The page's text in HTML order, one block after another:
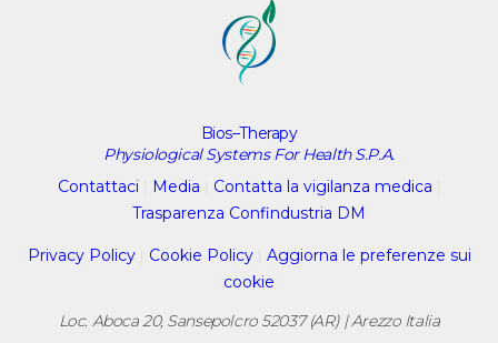
Bios–Therapy
Physiological Systems For Health S.P.A.
Contattaci
Media Contatta la vigilanza medica
Trasparenza Confindustria DM
Privacy Policy| Cookie Policy| Aggiorna le preferenze sui
cookie
Loc. Aboca 20, Sansepolcro 52037 (AR) | Arezzo Italia